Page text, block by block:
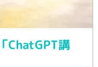
ChatGPT講